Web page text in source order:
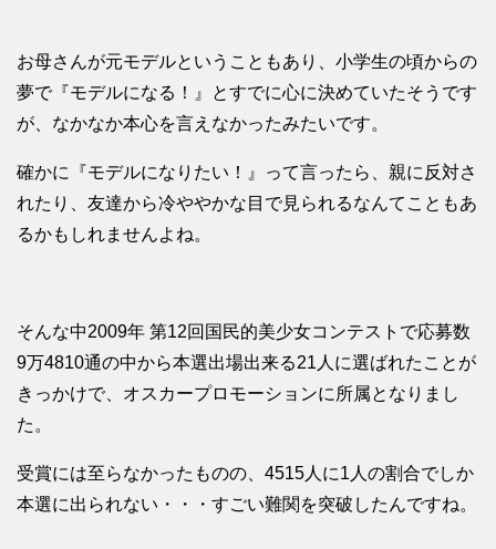
お母さんが元モデルということもあり、小学生の頃からの
夢で『モデルになる！』とすでに心に決めていたそうです
が、なかなか本心を言えなかったみたいです。
確かに『モデルになりたい！』って言ったら、親に反対さ
れたり、友達から冷ややかな目で見られるなんてこともあ
るかもしれませんよね。
そんな中2009年 第12回国民的美少女コンテストで応募数
9万4810通の中から本選出場出来る21人に選ばれたことが
きっかけで、オスカープロモーションに所属となりまし
た。
受賞には至らなかったものの、4515人に1人の割合でしか
本選に出られない・・・すごい難関を突破したんですね。